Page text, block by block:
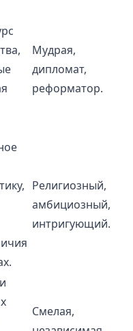
Мудрая,
дипломат,
реформатор.
Религиозный,
амбициозный,
интригующий.
Смелая,